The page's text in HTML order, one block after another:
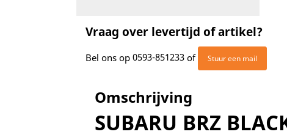
Vraag over levertijd of artikel?
Bel ons op 0593-851233 of Stuur een mail
Omschrijving
SUBARU BRZ